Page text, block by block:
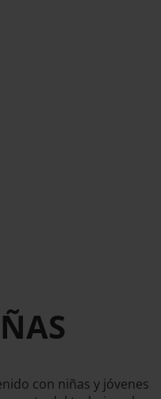
con niñas y jóvenes